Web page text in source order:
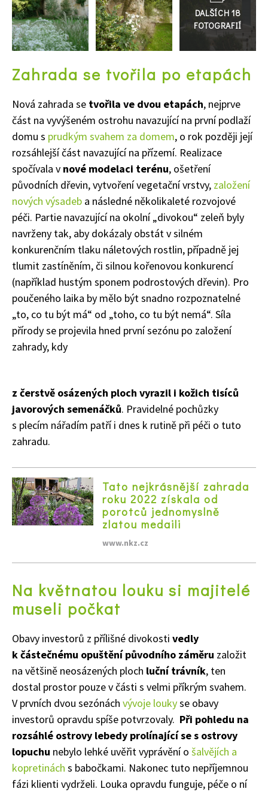
galerie
Zahrada se tvořila po etapách
Nová zahrada se tvořila ve dvou etapách, nejprve
část na vyvýšeném ostrohu navazující na první podlaží
domu s prudkým svahem za domem, o rok později její
rozsáhlejší část navazující na přízemí. Realizace
spočívala v nové modelaci terénu, ošetření
původních dřevin, vytvoření vegetační vrstvy, založení
nových výsadeb a následné několikaleté rozvojové
péči. Partie navazující na okolní „divokou“ zeleň byly
navrženy tak, aby dokázaly obstát v silném
konkurenčním tlaku náletových rostlin, případně jej
tlumit zastíněním, či silnou kořenovou konkurencí
(například hustým sponem podrostových dřevin). Pro
poučeného laika by mělo být snadno rozpoznatelné
„to, co tu být má“ od „toho, co tu být nemá“. Síla
přírody se projevila hned první sezónu po založení
zahrady, kdy
z čerstvě osázených ploch vyrazil i kožich tisíců
javorových semenáčků. Pravidelné pochůzky
s plecím nářadím patří i dnes k rutině při péči o tuto
zahradu.
Tato nejkrásnější zahrada
roku 2022 získala od
porotců jednomyslně
zlatou medaili
www.nkz.cz
Na květnatou louku si majitelé
museli počkat
Obavy investorů z přílišné divokosti vedly
k částečnému opuštění původního záměru založit
na většině neosázených ploch luční trávník, ten
dostal prostor pouze v části s velmi příkrým svahem.
V prvních dvou sezónách vývoje loukyse obavy
investorů opravdu spíše potvrzovaly. Při pohledu na
rozsáhlé ostrovy lebedy prolínající se s ostrovy
lopuchu nebylo lehké uvěřit vyprávění o šalvějích a
kopretinách s babočkami. Nakonec tuto nepříjemnou
fázi klienti vydrželi. Louka opravdu funguje, péče o ní